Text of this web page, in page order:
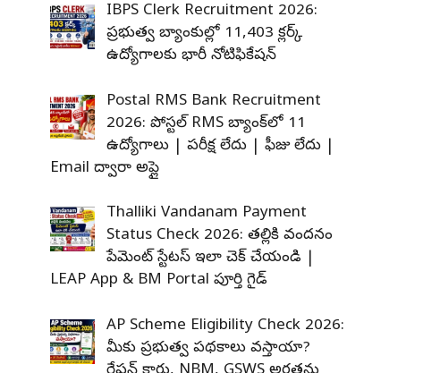
IBPS Clerk Recruitment 2026:
ప్రభుత్వ బ్యాంకుల్లో 11,403 క్లర్క్
ఉద్యోగాలకు భారీ నోటిఫికేషన్
Postal RMS Bank Recruitment
2026: పోస్టల్ RMS బ్యాంక్‌లో 11
ఉద్యోగాలు | పరీక్ష లేదు | ఫీజు లేదు |
Email ద్వారా అప్లై
Thalliki Vandanam Payment
Status Check 2026: తల్లికి వందనం
పేమెంట్ స్టేటస్ ఇలా చెక్ చేయండి |
LEAP App & BM Portal పూర్తి గైడ్
AP Scheme Eligibility Check 2026:
మీకు ప్రభుత్వ పథకాలు వస్తాయా?